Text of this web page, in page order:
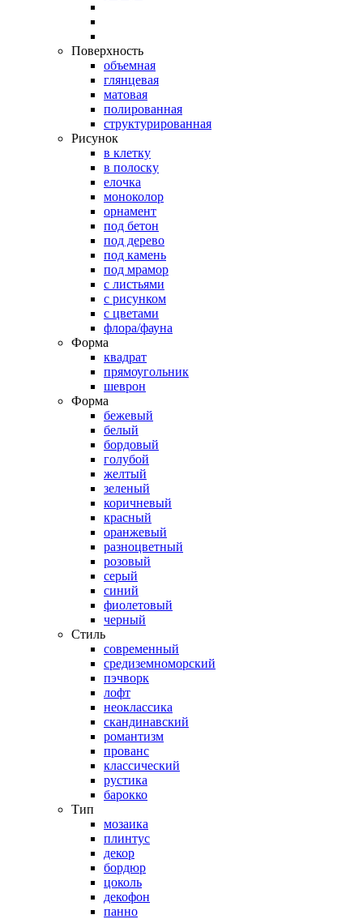
Поверхность
объемная
глянцевая
матовая
полированная
структурированная
Рисунок
в клетку
в полоску
елочка
моноколор
орнамент
под бетон
под дерево
под камень
под мрамор
с листьями
с рисунком
с цветами
флора/фауна
Форма
квадрат
прямоугольник
шеврон
Форма
бежевый
белый
бордовый
голубой
желтый
зеленый
коричневый
красный
оранжевый
разноцветный
розовый
серый
синий
фиолетовый
черный
Стиль
современный
средиземноморский
пэчворк
лофт
неоклассика
скандинавский
романтизм
прованс
классический
рустика
барокко
Тип
мозаика
плинтус
декор
бордюр
цоколь
декофон
панно